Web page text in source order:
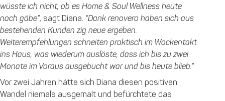
wüsste ich nicht, ob es Home & Soul Wellness heute
noch gäbe”, sagt Diana. “Dank renovero haben sich aus
bestehenden Kunden zig neue ergeben.
Weiterempfehlungen schneiten praktisch im Wockentakt
ins Haus, was wiederum auslöste, dass ich bis zu zwei
Monate im Voraus ausgebucht war und bis heute blieb.”
Vor zwei Jahren hätte sich Diana diesen positiven
Wandel niemals ausgemalt und befürchtete das